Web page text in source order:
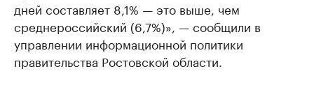
дней составляет 8,1% — это выше, чем
среднероссийский (6,7%)», — сообщили в
управлении информационной политики
правительства Ростовской области.